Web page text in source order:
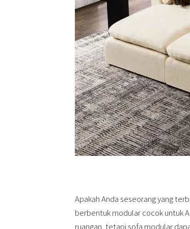
Apakah Anda seseorang yang
berbentuk modular cocok untuk
ruangan, tetapi sofa modular